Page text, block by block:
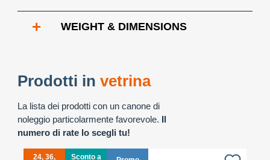
+ WEIGHT & DIMENSIONS
Prodotti in vetrina
La lista dei prodotti con un canone di
noleggio particolarmente favorevole. Il
numero di rate lo scegli tu!
24, 36,
Sconto a